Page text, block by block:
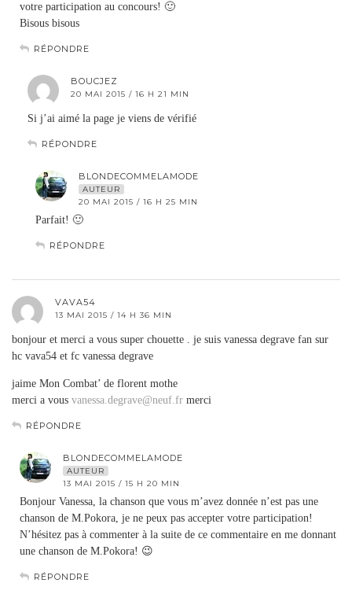
votre participation au concours! 🙂
Bisous bisous
RÉPONDRE
BOUCJEZ
20 MAI 2015 / 16 H 21 MIN
Si j’ai aimé la page je viens de vérifié
RÉPONDRE
BLONDECOMMELAMODE
AUTEUR
20 MAI 2015 / 16 H 25 MIN
Parfait! 🙂
RÉPONDRE
VAVA54
13 MAI 2015 / 14 H 36 MIN
bonjour et merci a vous super chouette . je suis vanessa degrave fan sur
hc vava54 et fc vanessa degrave
jaime Mon Combat’ de florent mothe
merci a vous vanessa.degrave@neuf.fr merci
RÉPONDRE
BLONDECOMMELAMODE
AUTEUR
13 MAI 2015 / 15 H 20 MIN
Bonjour Vanessa, la chanson que vous m’avez donnée n’est pas une
chanson de M.Pokora, je ne peux pas accepter votre participation!
N’hésitez pas à commenter à la suite de ce commentaire en me donnant
une chanson de M.Pokora! 😉
RÉPONDRE